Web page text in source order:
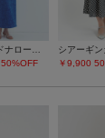
ジャガードナロースカート
50%OFF
￥9,900